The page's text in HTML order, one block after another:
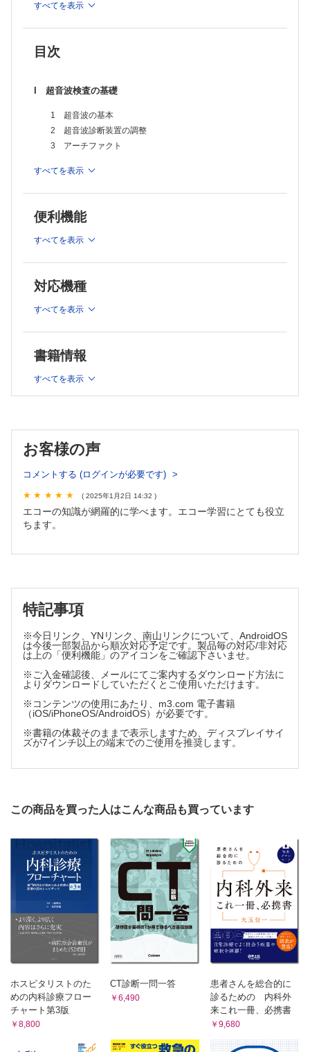
すべてを表示
目次
I 超音波検査の基礎
1 超音波の基本
2 超音波診断装置の調整
3 アーチファクト
5 造影超音波検査
1 解剖
2 正常超音波像と基本走査
4 肝血管病変
5 限局性肝疾患
2 正常超音波像と基本走査
C 膵臓
1 解剖
3 疾患各論
D 脾臓
1 解剖
2 正常超音波像と基本走査
E 消化管
1 解剖
1 解剖，生理
2 基本知識と基本走査
3 基本的評価法
4 虚血性心疾患
6 弁膜症
8 感染・炎症性心疾患
9 右心疾患
10 心膜疾患
IV 腹部大動脈と下大静脈
1 大動脈の解剖
3 疾患各論
B 下大静脈
1 解剖と超音波像
2 疾患各論 Budd-Chiari症候群，下大静脈血栓症，下大静
V 泌尿器科領域
A 腎・腎盂・尿管
2 正常超音波像と基本走査
3 正常変異
4 馬蹄腎
6 腫瘍性疾患
すべてを表示
便利機能
すべてを表示
対応機種
すべてを表示
書籍情報
すべてを表示
お客様の声
コメントする (ログインが必要です)
( 2025年1月2日 14:32 )
エコーの知識が網羅的に学べます。エコー学習にとても役立
ちます。
特記事項
※今日リンク、YNリンク、南山リンクについて、AndroidOS
は今後一部製品から順次対応予定です。製品毎の対応/非対応
は上の「便利機能」のアイコンをご確認下さいませ。
※ご入金確認後、メールにてご案内するダウンロード方法に
よりダウンロードしていただくとご使用いただけます。
※コンテンツの使用にあたり、m3.com 電子書籍
（iOS/iPhoneOS/AndroidOS）が必要です。
※書籍の体裁そのままで表示しますため、ディスプレイサイ
ズが7インチ以上の端末でのご使用を推奨します。
この商品を買った人はこんな商品も買っています
ホスピタリストのた
めの内科診療フロー
チャート第3版
￥8,800
CT診断一問一答
￥6,490
患者さんを総合的に
診るための 内科外
来これ一冊、必携書
￥9,680